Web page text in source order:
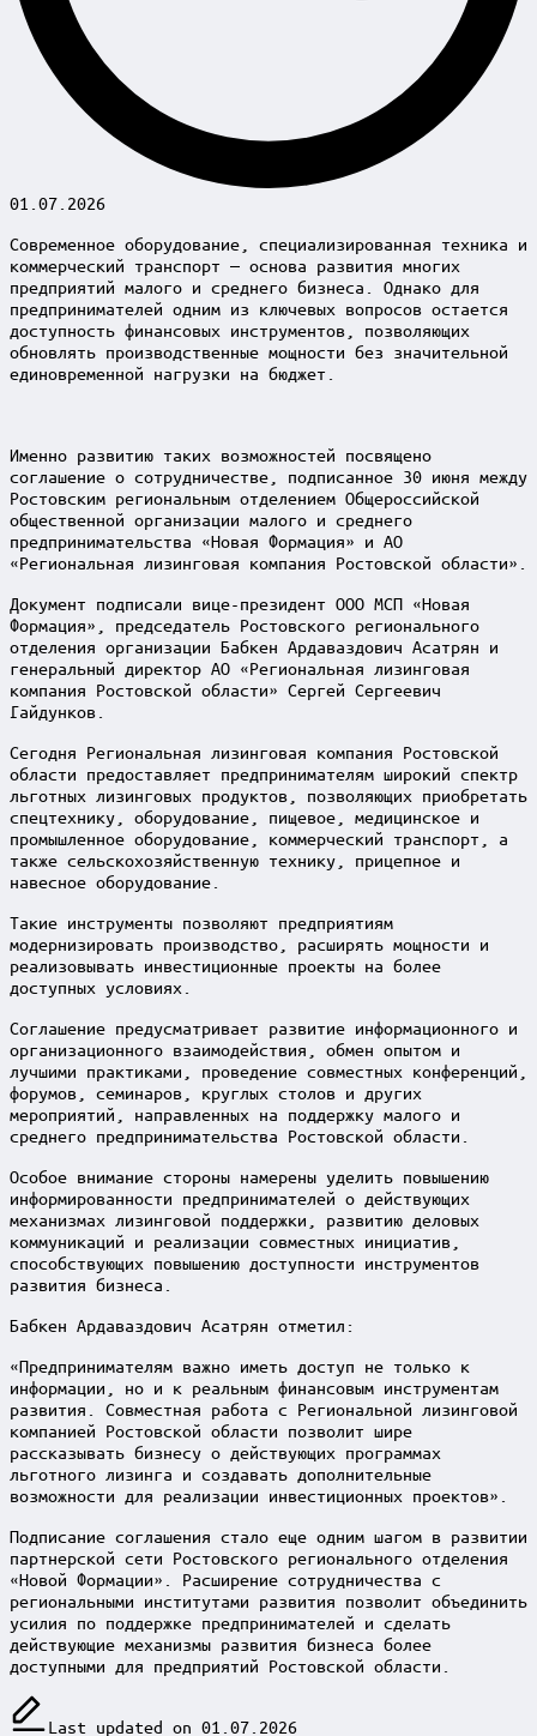
01.07.2026
Современное оборудование, специализированная техника и
коммерческий транспорт — основа развития многих
предприятий малого и среднего бизнеса. Однако для
предпринимателей одним из ключевых вопросов остается
доступность финансовых инструментов, позволяющих
обновлять производственные мощности без значительной
единовременной нагрузки на бюджет.
Именно развитию таких возможностей посвящено
соглашение о сотрудничестве, подписанное 30 июня между
Ростовским региональным отделением Общероссийской
общественной организации малого и среднего
предпринимательства «Новая Формация» и АО
«Региональная лизинговая компания Ростовской области».
Документ подписали вице-президент ООО МСП «Новая
Формация», председатель Ростовского регионального
отделения организации Бабкен Ардаваздович Асатрян и
генеральный директор АО «Региональная лизинговая
компания Ростовской области» Сергей Сергеевич
Гайдунков.
Сегодня Региональная лизинговая компания Ростовской
области предоставляет предпринимателям широкий спектр
льготных лизинговых продуктов, позволяющих приобретать
спецтехнику, оборудование, пищевое, медицинское и
промышленное оборудование, коммерческий транспорт, а
также сельскохозяйственную технику, прицепное и
навесное оборудование.
Такие инструменты позволяют предприятиям
модернизировать производство, расширять мощности и
реализовывать инвестиционные проекты на более
доступных условиях.
Соглашение предусматривает развитие информационного и
организационного взаимодействия, обмен опытом и
лучшими практиками, проведение совместных конференций,
форумов, семинаров, круглых столов и других
мероприятий, направленных на поддержку малого и
среднего предпринимательства Ростовской области.
Особое внимание стороны намерены уделить повышению
информированности предпринимателей о действующих
механизмах лизинговой поддержки, развитию деловых
коммуникаций и реализации совместных инициатив,
способствующих повышению доступности инструментов
развития бизнеса.
Бабкен Ардаваздович Асатрян отметил:
«Предпринимателям важно иметь доступ не только к
информации, но и к реальным финансовым инструментам
развития. Совместная работа с Региональной лизинговой
компанией Ростовской области позволит шире
рассказывать бизнесу о действующих программах
льготного лизинга и создавать дополнительные
возможности для реализации инвестиционных проектов».
Подписание соглашения стало еще одним шагом в развитии
партнерской сети Ростовского регионального отделения
«Новой Формации». Расширение сотрудничества с
региональными институтами развития позволит объединить
усилия по поддержке предпринимателей и сделать
действующие механизмы развития бизнеса более
доступными для предприятий Ростовской области.
Last updated on 01.07.2026